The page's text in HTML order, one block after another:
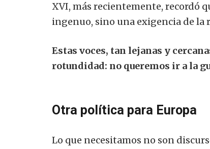
XVI, más recientemente, recordó
ingenuo, sino una exigencia de la
Estas voces, tan lejanas y
rotundidad: no queremos ir a la
Otra política para Europa
Lo que necesitamos no son